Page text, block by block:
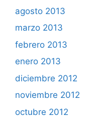
agosto 2013
marzo 2013
febrero 2013
enero 2013
diciembre 2012
noviembre 2012
octubre 2012